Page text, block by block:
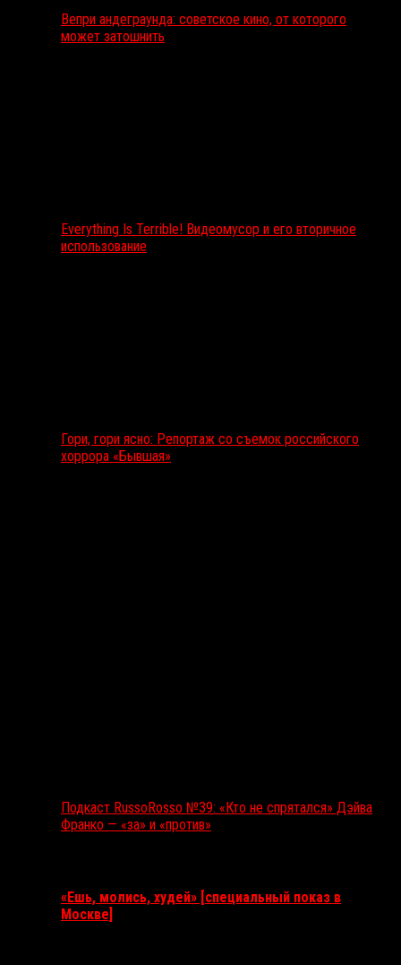
Вепри андеграунда: советское кино, от которого
может затошнить
Everything Is Terrible! Видеомусор и его вторичное
использование
Гори, гори ясно: Репортаж со съемок российского
хоррора «Бывшая»
Подкаст RussoRosso №39: «Кто не спрятался» Дэйва
Франко — «за» и «против»
«Ешь, молись, худей» [специальный показ в
Москве]